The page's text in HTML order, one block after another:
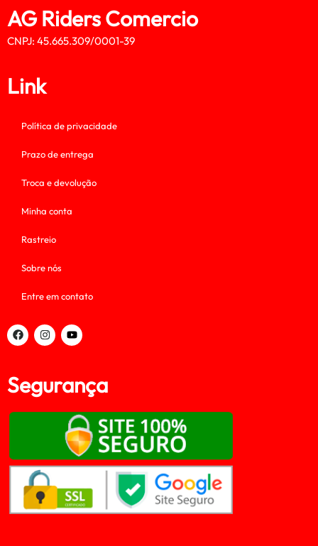
AG Riders Comercio
CNPJ: 45.665.309/0001-39
Link
Política de privacidade
Prazo de entrega
Troca e devolução
Minha conta
Rastreio
Sobre nós
Entre em contato
Segurança